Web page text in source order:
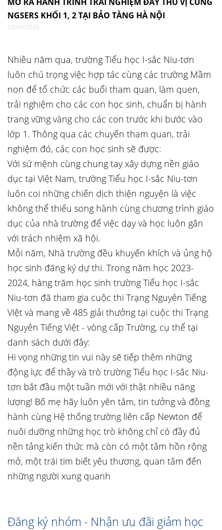
NGSERS KHỐI 1, 2 TẠI BẢO TÀNG HÀ NỘI
03/04/2026
Nhiều năm qua, trường Tiểu học I-sắc Niu-tơn
luôn chú trọng việc hợp tác cùng các trường Mầm
non để tổ chức các buổi tham quan, làm quen,
trải nghiệm cho các con học sinh, chuẩn bị hành
trang vững vàng cho các con trước khi bước vào
lớp 1. Thông qua các chuyến tham quan, trải
nghiệm đó, các con học sinh sẽ được:
Với sứ mệnh cùng chung tay xây dựng nền giáo
dục tại Việt Nam, trường Tiểu học I-sắc Niu-tơn
luôn coi những chiến dịch thiện nguyện là việc
không thể thiếu song hành cùng chương trình giáo
dục của nhà trường để việc dạy và học luôn gắn
với trách nhiệm xã hội.
Mỗi năm, Nhà trường đều khuyến khích và ủng hộ
học sinh đăng ký dự thi. Trong năm học 2023-
2024, hàng trăm học sinh trường Tiểu học I-sắc
Niu-tơn đã tham gia cuộc thi Trạng Nguyên Tiếng
Việt và mang về 485 giải thưởng tại cuộc thi Trạng
Nguyên Tiếng Việt - vòng cấp Trường, cụ thể tại
danh sách dưới đây:
Hi vọng những tin vui này sẽ tiếp thêm những
động lực để thầy và trò trường Tiểu học I-sắc Niu-
tơn bắt đầu một tuần mới với thật nhiều năng
lượng! Bố mẹ hãy luôn yên tâm, tin tưởng và đồng
hành cùng Hệ thống trường liên cấp Newton để
nuôi dưỡng những học trò không chỉ có đầy đủ
nền tảng kiến thức mà còn có một tâm hồn rộng
mở, một trái tim biết yêu thương, quan tâm đến
những người xung quanh
Đăng ký nhóm - Nhận ưu đãi giảm học